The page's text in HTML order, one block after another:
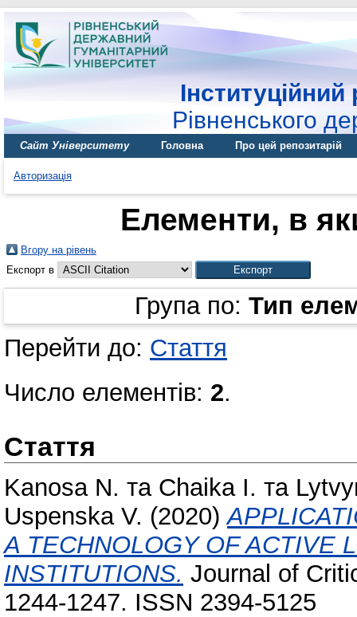
Інституційний
Рівненського
Сайт Університету Головна Про цей репозитарій
Авторизація
Елементи, в
Вгору на рівень
Експорт в
Група по: Тип
Перейти до: Стаття
Число елементів: 2.
Стаття
Kanosa N. та Chaika I. та
Uspenska V. (2020)
A TECHNOLOGY OF ACTIVE
INSTITUTIONS. Journal of
1244-1247. ISSN 2394-5125